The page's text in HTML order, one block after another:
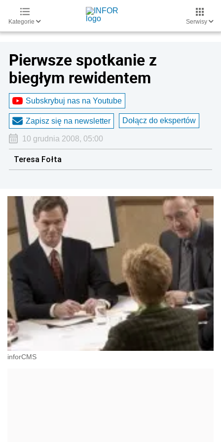
Kategorie Serwisy
Pierwsze spotkanie z
biegłym rewidentem
Subskrybuj nas na Youtube
Zapisz się na newsletter Dołącz do ekspertów
10 grudnia 2008, 05:00
Teresa Fołta
inforCMS